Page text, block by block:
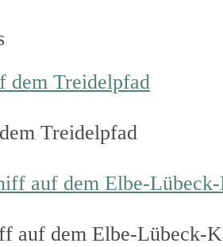
Treidelpfad
auf dem Elbe-Lübeck-